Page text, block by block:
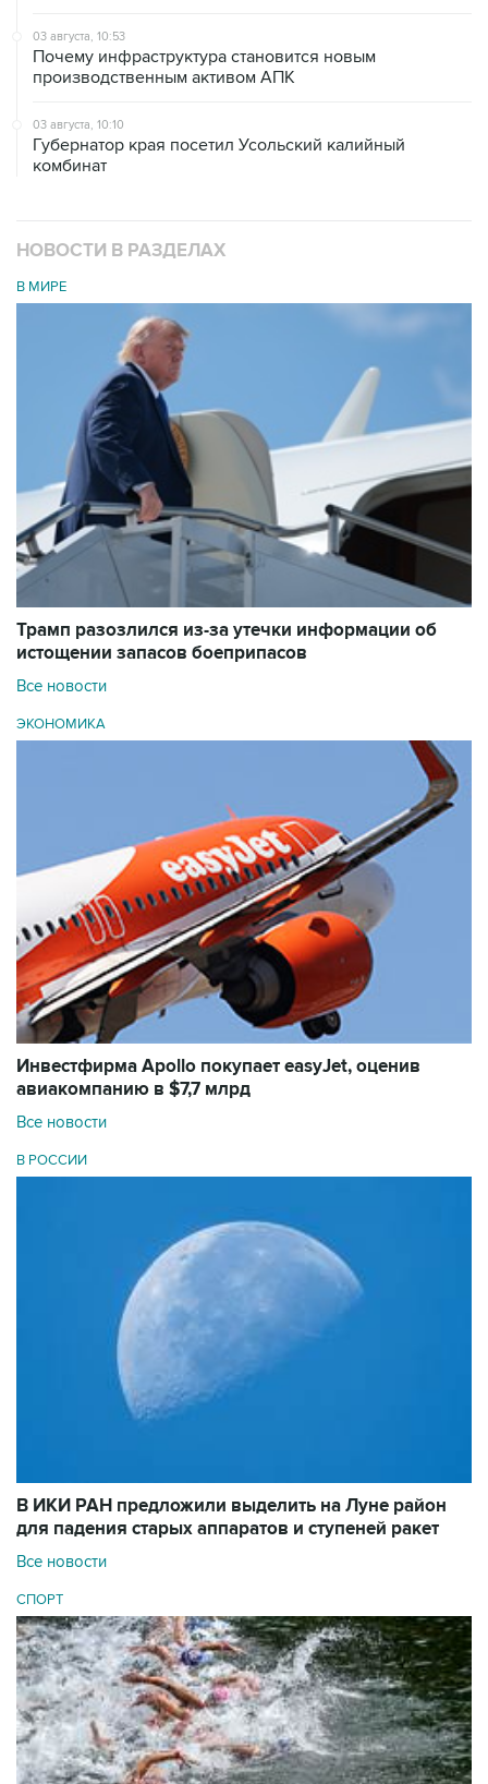
03 августа, 10:53
Почему инфраструктура становится новым
производственным активом АПК
03 августа, 10:10
Губернатор края посетил Усольский калийный
комбинат
НОВОСТИ В РАЗДЕЛАХ
В МИРЕ
Трамп разозлился из-за утечки информации об
истощении запасов боеприпасов
Все новости
ЭКОНОМИКА
Инвестфирма Apollo покупает easyJet, оценив
авиакомпанию в $7,7 млрд
Все новости
В РОССИИ
В ИКИ РАН предложили выделить на Луне район
для падения старых аппаратов и ступеней ракет
Все новости
СПОРТ